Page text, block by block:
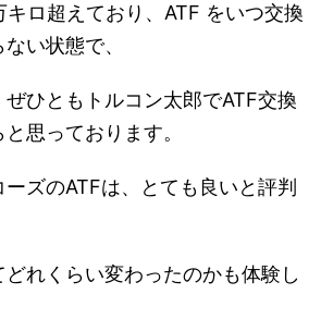
キロ超えており、ATF をいつ交換
い状態で、
ひともトルコン太郎でATF交換
思っております。
ーズのATFは、とても良いと評判
れくらい変わったのかも体験し